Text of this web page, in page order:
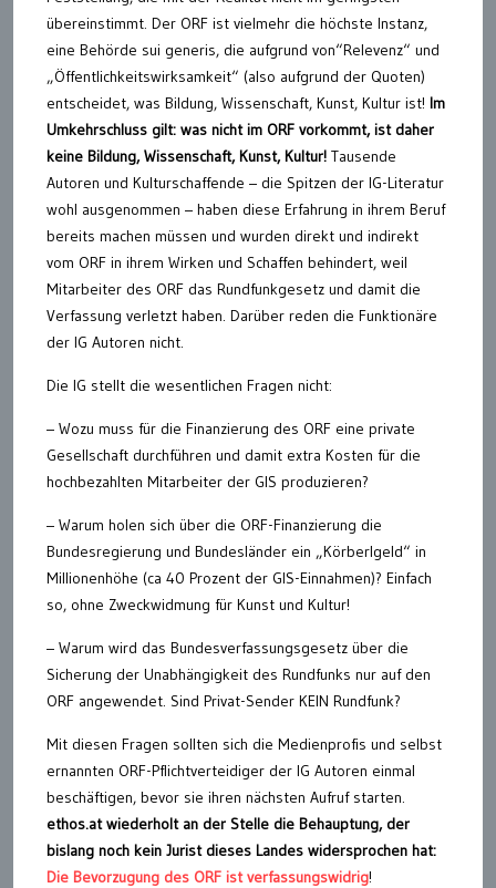
übereinstimmt. Der ORF ist vielmehr die höchste Instanz,
eine Behörde sui generis, die aufgrund von“Relevenz“ und
„Öffentlichkeitswirksamkeit“ (also aufgrund der Quoten)
entscheidet, was Bildung, Wissenschaft, Kunst, Kultur ist! Im
Umkehrschluss gilt: was nicht im ORF vorkommt, ist daher
keine Bildung, Wissenschaft, Kunst, Kultur! Tausende
Autoren und Kulturschaffende – die Spitzen der IG-Literatur
wohl ausgenommen – haben diese Erfahrung in ihrem Beruf
bereits machen müssen und wurden direkt und indirekt
vom ORF in ihrem Wirken und Schaffen behindert, weil
Mitarbeiter des ORF das Rundfunkgesetz und damit die
Verfassung verletzt haben. Darüber reden die Funktionäre
der IG Autoren nicht.
Die IG stellt die wesentlichen Fragen nicht:
– Wozu muss für die Finanzierung des ORF eine private
Gesellschaft durchführen und damit extra Kosten für die
hochbezahlten Mitarbeiter der GIS produzieren?
– Warum holen sich über die ORF-Finanzierung die
Bundesregierung und Bundesländer ein „Körberlgeld“ in
Millionenhöhe (ca 40 Prozent der GIS-Einnahmen)? Einfach
so, ohne Zweckwidmung für Kunst und Kultur!
– Warum wird das Bundesverfassungsgesetz über die
Sicherung der Unabhängigkeit des Rundfunks nur auf den
ORF angewendet. Sind Privat-Sender KEIN Rundfunk?
Mit diesen Fragen sollten sich die Medienprofis und selbst
ernannten ORF-Pflichtverteidiger der IG Autoren einmal
beschäftigen, bevor sie ihren nächsten Aufruf starten.
ethos.at wiederholt an der Stelle die Behauptung, der
bislang noch kein Jurist dieses Landes widersprochen hat:
Die Bevorzugung des ORF ist verfassungswidrig!